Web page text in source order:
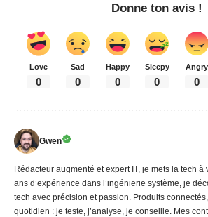
Donne ton avis !
Love
0
Sad
0
Happy
0
Sleepy
0
Angry
0
Gwen
Rédacteur augmenté et expert IT, je mets la tech à
ans d’expérience dans l’ingénierie système, je
tech avec précision et passion. Produits
quotidien : je teste, j’analyse, je conseille. Mes